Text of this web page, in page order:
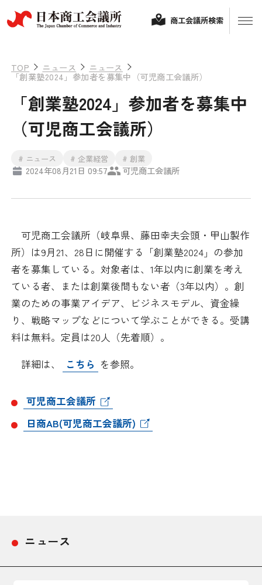
経営相談
保険・共済
検定試験
ビジネス交流
海外ビジネス・貿易証明
その他サービス
政策提言
調査・研究
日本商工会議所とは
組織概要
役員紹介
日商のあゆみ
委員会・専門委員会
商工会議所検索
TOP ニュース ニュース
「創業塾2024」参加者を募集中（可児商工会議所）
「創業塾2024」参加者を募集中
（可児商工会議所）
# ニュース # 企業経営 # 創業
2024年08月21日 09:57 可児商工会議所
可児商工会議所（岐阜県、藤田幸夫会頭・甲山製作
所）は9月21、28日に開催する「創業塾2024」の参加
者を募集している。対象者は、1年以内に創業を考え
ている者、または創業後間もない者（3年以内）。創
業のための事業アイデア、ビジネスモデル、資金繰
り、戦略マップなどについて学ぶことができる。受講
料は無料。定員は20人（先着順）。
詳細は、
こちら を参照。
可児商工会議所
日商AB(可児商工会議所)
ニュース